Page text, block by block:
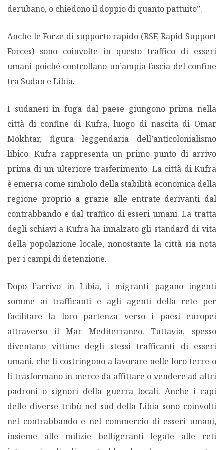
derubano, o chiedono il doppio di quanto pattuito”.
Anche le Forze di supporto rapido (RSF, Rapid Support
Forces) sono coinvolte in questo traffico di esseri
umani poiché controllano un’ampia fascia del confine
tra Sudan e Libia.
I sudanesi in fuga dal paese giungono prima nella
città di confine di Kufra, luogo di nascita di Omar
Mokhtar, figura leggendaria dell’anticolonialismo
libico. Kufra rappresenta un primo punto di arrivo
prima di un ulteriore trasferimento. La città di Kufra
è emersa come simbolo della stabilità economica della
regione proprio a grazie alle entrate derivanti dal
contrabbando e dal traffico di esseri umani. La tratta
degli schiavi a Kufra ha innalzato gli standard di vita
della popolazione locale, nonostante la città sia nota
per i campi di detenzione.
Dopo l’arrivo in Libia, i migranti pagano ingenti
somme ai trafficanti e agli agenti della rete per
facilitare la loro partenza verso i paesi europei
attraverso il Mar Mediterraneo. Tuttavia, spesso
diventano vittime degli stessi trafficanti di esseri
umani, che li costringono a lavorare nelle loro terre o
li trasformano in merce da affittare o vendere ad altri
padroni o signori della guerra locali. Anche i capi
delle diverse tribù nel sud della Libia sono coinvolti
nel contrabbando e nel commercio di esseri umani,
insieme alle milizie belligeranti legate alle reti